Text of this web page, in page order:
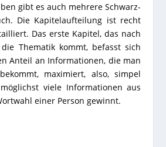
gibt es auch mehrere Schwarz-
Die Kapitelaufteilung ist recht
Das erste Kapitel, das nach
Thematik kommt, befasst sich
Anteil an Informationen, die man
maximiert, also, simpel
viele Informationen aus
einer Person gewinnt.